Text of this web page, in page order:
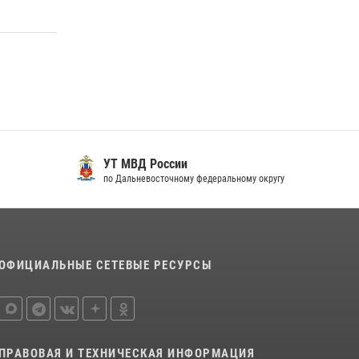
принял участие в праздновании Дня Военно-
27 июля 2026, 01:42
УТ МВД России
по Дальневосточному федеральному округу
СЕТЕВЫЕ РЕСУРСЫ
ПРАВОВАЯ И ТЕХНИЧЕСКАЯ ИНФОРМАЦИЯ